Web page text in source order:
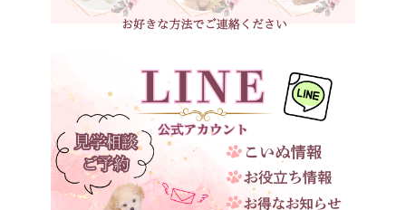
ベージュ三重県
大阪府
兵庫県
奈良県
和歌山県
鳥取県